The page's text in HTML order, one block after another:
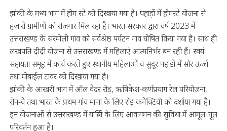
झांकी के मध्य भाग में होम स्टे को दिखाया गया है। पहाड़ों में होमस्टे योजना से
हजारों ग्रामीणों को रोजगार मिल रहा है। भारत सरकार द्वारा वर्ष 2023 में
उत्तराखण्ड के सरमोली गांव को सर्वश्रेष्ठ पर्यटन गांव घोषित किया गया है। साथ ही
लखपति दीदी योजना से उत्तराखण्ड में महिलाएं आत्मनिर्भर बन रही हैं। स्वयं
सहायता समूह में कार्य करते हुए स्थानीय महिलाओं व सुदूर पहाडों में सौर ऊर्जा
तथा मोबाईल टावर को दिखाया गया है।
झांकी के आखरी भाग में ऑल वेदर रोड़, ऋषिकेश-कर्णप्रयाग रेल परियोजना,
रोप-वे तथा भारत के प्रथम गांव माणा के लिए रोड़ कनेक्टिवी को दर्शाया गया है।
इन योजनाओं से उत्तराखण्ड में यात्रियों के लिए आवागमन की सुविधा में आमूल-चूल
परिवर्तन हुआ है।